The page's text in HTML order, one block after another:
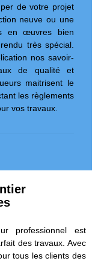
de votre projet
neuve ou une
en œuvres bien
très spécial.
nos savoir-
de qualité et
maitrisent le
les règlements
vos travaux.
professionnel est
des travaux. Avec
tous les clients des